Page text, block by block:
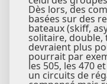
Dès lors, des
basées sur des
bateaux (skiff,
solitaire, double,
devraient plus
pourrait par
les 505, les 470
un circuits de